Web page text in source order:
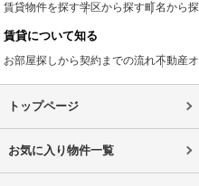
賃貸物件を探す学区から探す町名から
賃貸について知る
お部屋探しから契約までの流れ不動産
トップページ
お気に入り物件一覧